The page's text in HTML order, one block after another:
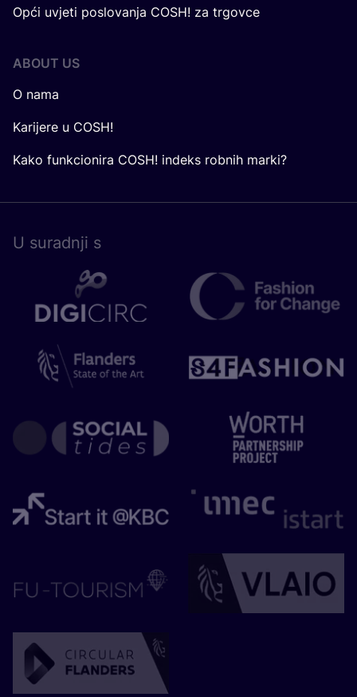
Opći uvjeti poslovanja COSH! za trgovce
ABOUT US
O nama
Karijere u COSH!
Kako funkcionira COSH! indeks robnih marki?
U surad­nji s